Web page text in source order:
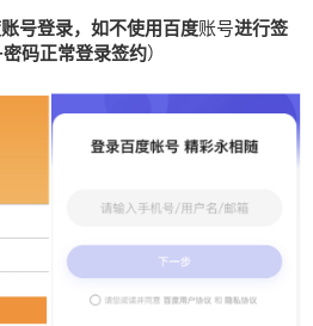
号登录，如不使用百度账号进行签
码正常登录签约）